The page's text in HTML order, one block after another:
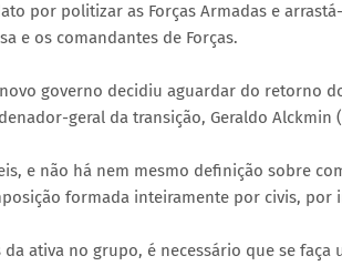
por politizar as Forças Armadas e
e os comandantes de Forças.
governo decidiu aguardar do retorno
geral da transição, Geraldo Alckmin
e não há nem mesmo definição sobre
formada inteiramente por civis, por
ativa no grupo, é necessário que se faça